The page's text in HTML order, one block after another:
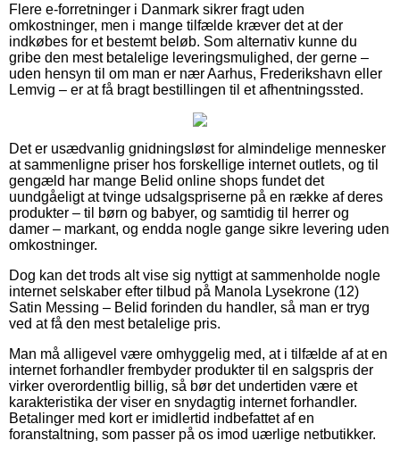
Flere e-forretninger i Danmark sikrer fragt uden
omkostninger, men i mange tilfælde kræver det at der
indkøbes for et bestemt beløb. Som alternativ kunne du
gribe den mest betalelige leveringsmulighed, der gerne –
uden hensyn til om man er nær Aarhus, Frederikshavn eller
Lemvig – er at få bragt bestillingen til et afhentningssted.
Det er usædvanlig gnidningsløst for almindelige mennesker
at sammenligne priser hos forskellige internet outlets, og til
gengæld har mange Belid online shops fundet det
uundgåeligt at tvinge udsalgspriserne på en række af deres
produkter – til børn og babyer, og samtidig til herrer og
damer – markant, og endda nogle gange sikre levering uden
omkostninger.
Dog kan det trods alt vise sig nyttigt at sammenholde nogle
internet selskaber efter tilbud på Manola Lysekrone (12)
Satin Messing – Belid forinden du handler, så man er tryg
ved at få den mest betalelige pris.
Man må alligevel være omhyggelig med, at i tilfælde af at en
internet forhandler frembyder produkter til en salgspris der
virker overordentlig billig, så bør det undertiden være et
karakteristika der viser en snydagtig internet forhandler.
Betalinger med kort er imidlertid indbefattet af en
foranstaltning, som passer på os imod uærlige netbutikker.